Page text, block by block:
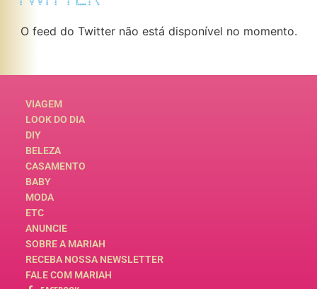
O feed do Twitter não está disponível no momento.
VIAGEM
LOOK DO DIA
DIY
BELEZA
CASAMENTO
BABY
MODA
ETC
ANUNCIE
SOBRE A MARIAH
RECEBA NOSSA NEWSLETTER
FALE COM MARIAH